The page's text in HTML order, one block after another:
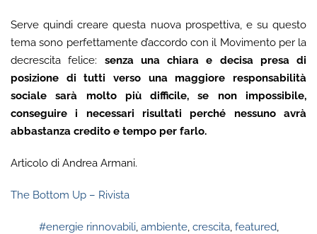
Serve quindi creare questa nuova prospettiva, e su questo
tema sono perfettamente d’accordo con il Movimento per la
decrescita felice: senza una chiara e decisa presa di
posizione di tutti verso una maggiore responsabilità
sociale sarà molto più difficile, se non impossibile,
conseguire i necessari risultati perché nessuno avrà
abbastanza credito e tempo per farlo.
Articolo di Andrea Armani.
The Bottom Up – Rivista
#energie rinnovabili, ambiente, crescita, featured,